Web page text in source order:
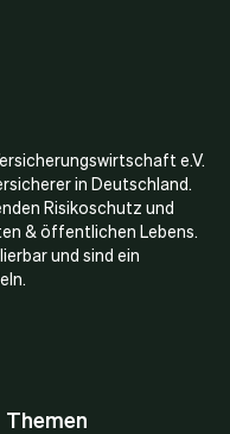
e.V.
in Deutschland.
Risikoschutz und
& öffentlichen Lebens.
und sind ein
Themen